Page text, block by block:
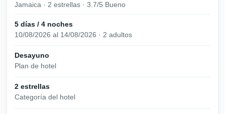
Jamaica · 2 estrellas · 3.7/5 Bueno
5 días / 4 noches
10/08/2026 al 14/08/2026 · 2 adultos
Desayuno
Plan de hotel
2 estrellas
Categoría del hotel